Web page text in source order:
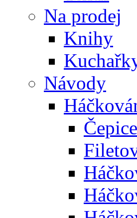
Na prodej
Knihy
Návody